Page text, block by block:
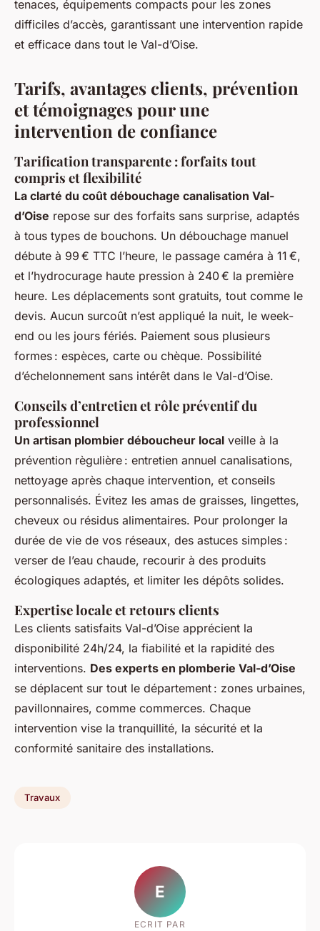
tenaces, équipements compacts pour les zones
difficiles d’accès, garantissant une intervention rapide
et efficace dans tout le Val-d’Oise.
Tarifs, avantages clients, prévention
et témoignages pour une
intervention de confiance
Tarification transparente : forfaits tout
compris et flexibilité
La clarté du coût débouchage canalisation Val-
d’Oise repose sur des forfaits sans surprise, adaptés
à tous types de bouchons. Un débouchage manuel
débute à 99 € TTC l’heure, le passage caméra à 11 €,
et l’hydrocurage haute pression à 240 € la première
heure. Les déplacements sont gratuits, tout comme le
devis. Aucun surcoût n’est appliqué la nuit, le week-
end ou les jours fériés. Paiement sous plusieurs
formes : espèces, carte ou chèque. Possibilité
d’échelonnement sans intérêt dans le Val-d’Oise.
Conseils d’entretien et rôle préventif du
professionnel
Un artisan plombier déboucheur local veille à la
prévention règulière : entretien annuel canalisations,
nettoyage après chaque intervention, et conseils
personnalisés. Évitez les amas de graisses, lingettes,
cheveux ou résidus alimentaires. Pour prolonger la
durée de vie de vos réseaux, des astuces simples :
verser de l’eau chaude, recourir à des produits
écologiques adaptés, et limiter les dépôts solides.
Expertise locale et retours clients
Les clients satisfaits Val-d’Oise apprécient la
disponibilité 24h/24, la fiabilité et la rapidité des
interventions. Des experts en plomberie Val-d’Oise
se déplacent sur tout le département : zones urbaines,
pavillonnaires, comme commerces. Chaque
intervention vise la tranquillité, la sécurité et la
conformité sanitaire des installations.
Travaux
E
ECRIT PAR